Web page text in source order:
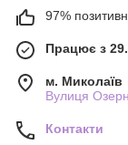
97%
Працює з
м. Миколаїв
Вулиця
Контакти